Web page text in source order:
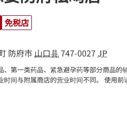
免税店
防府市 山口县747-0027 JP
、第一类药品、紧急避孕药等部分商品的
时间与附属商店的营业时间不同。 使用前